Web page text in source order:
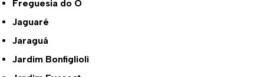
Freguesia do Ó
Jaguaré
Jaraguá
Jardim Bonfiglioli